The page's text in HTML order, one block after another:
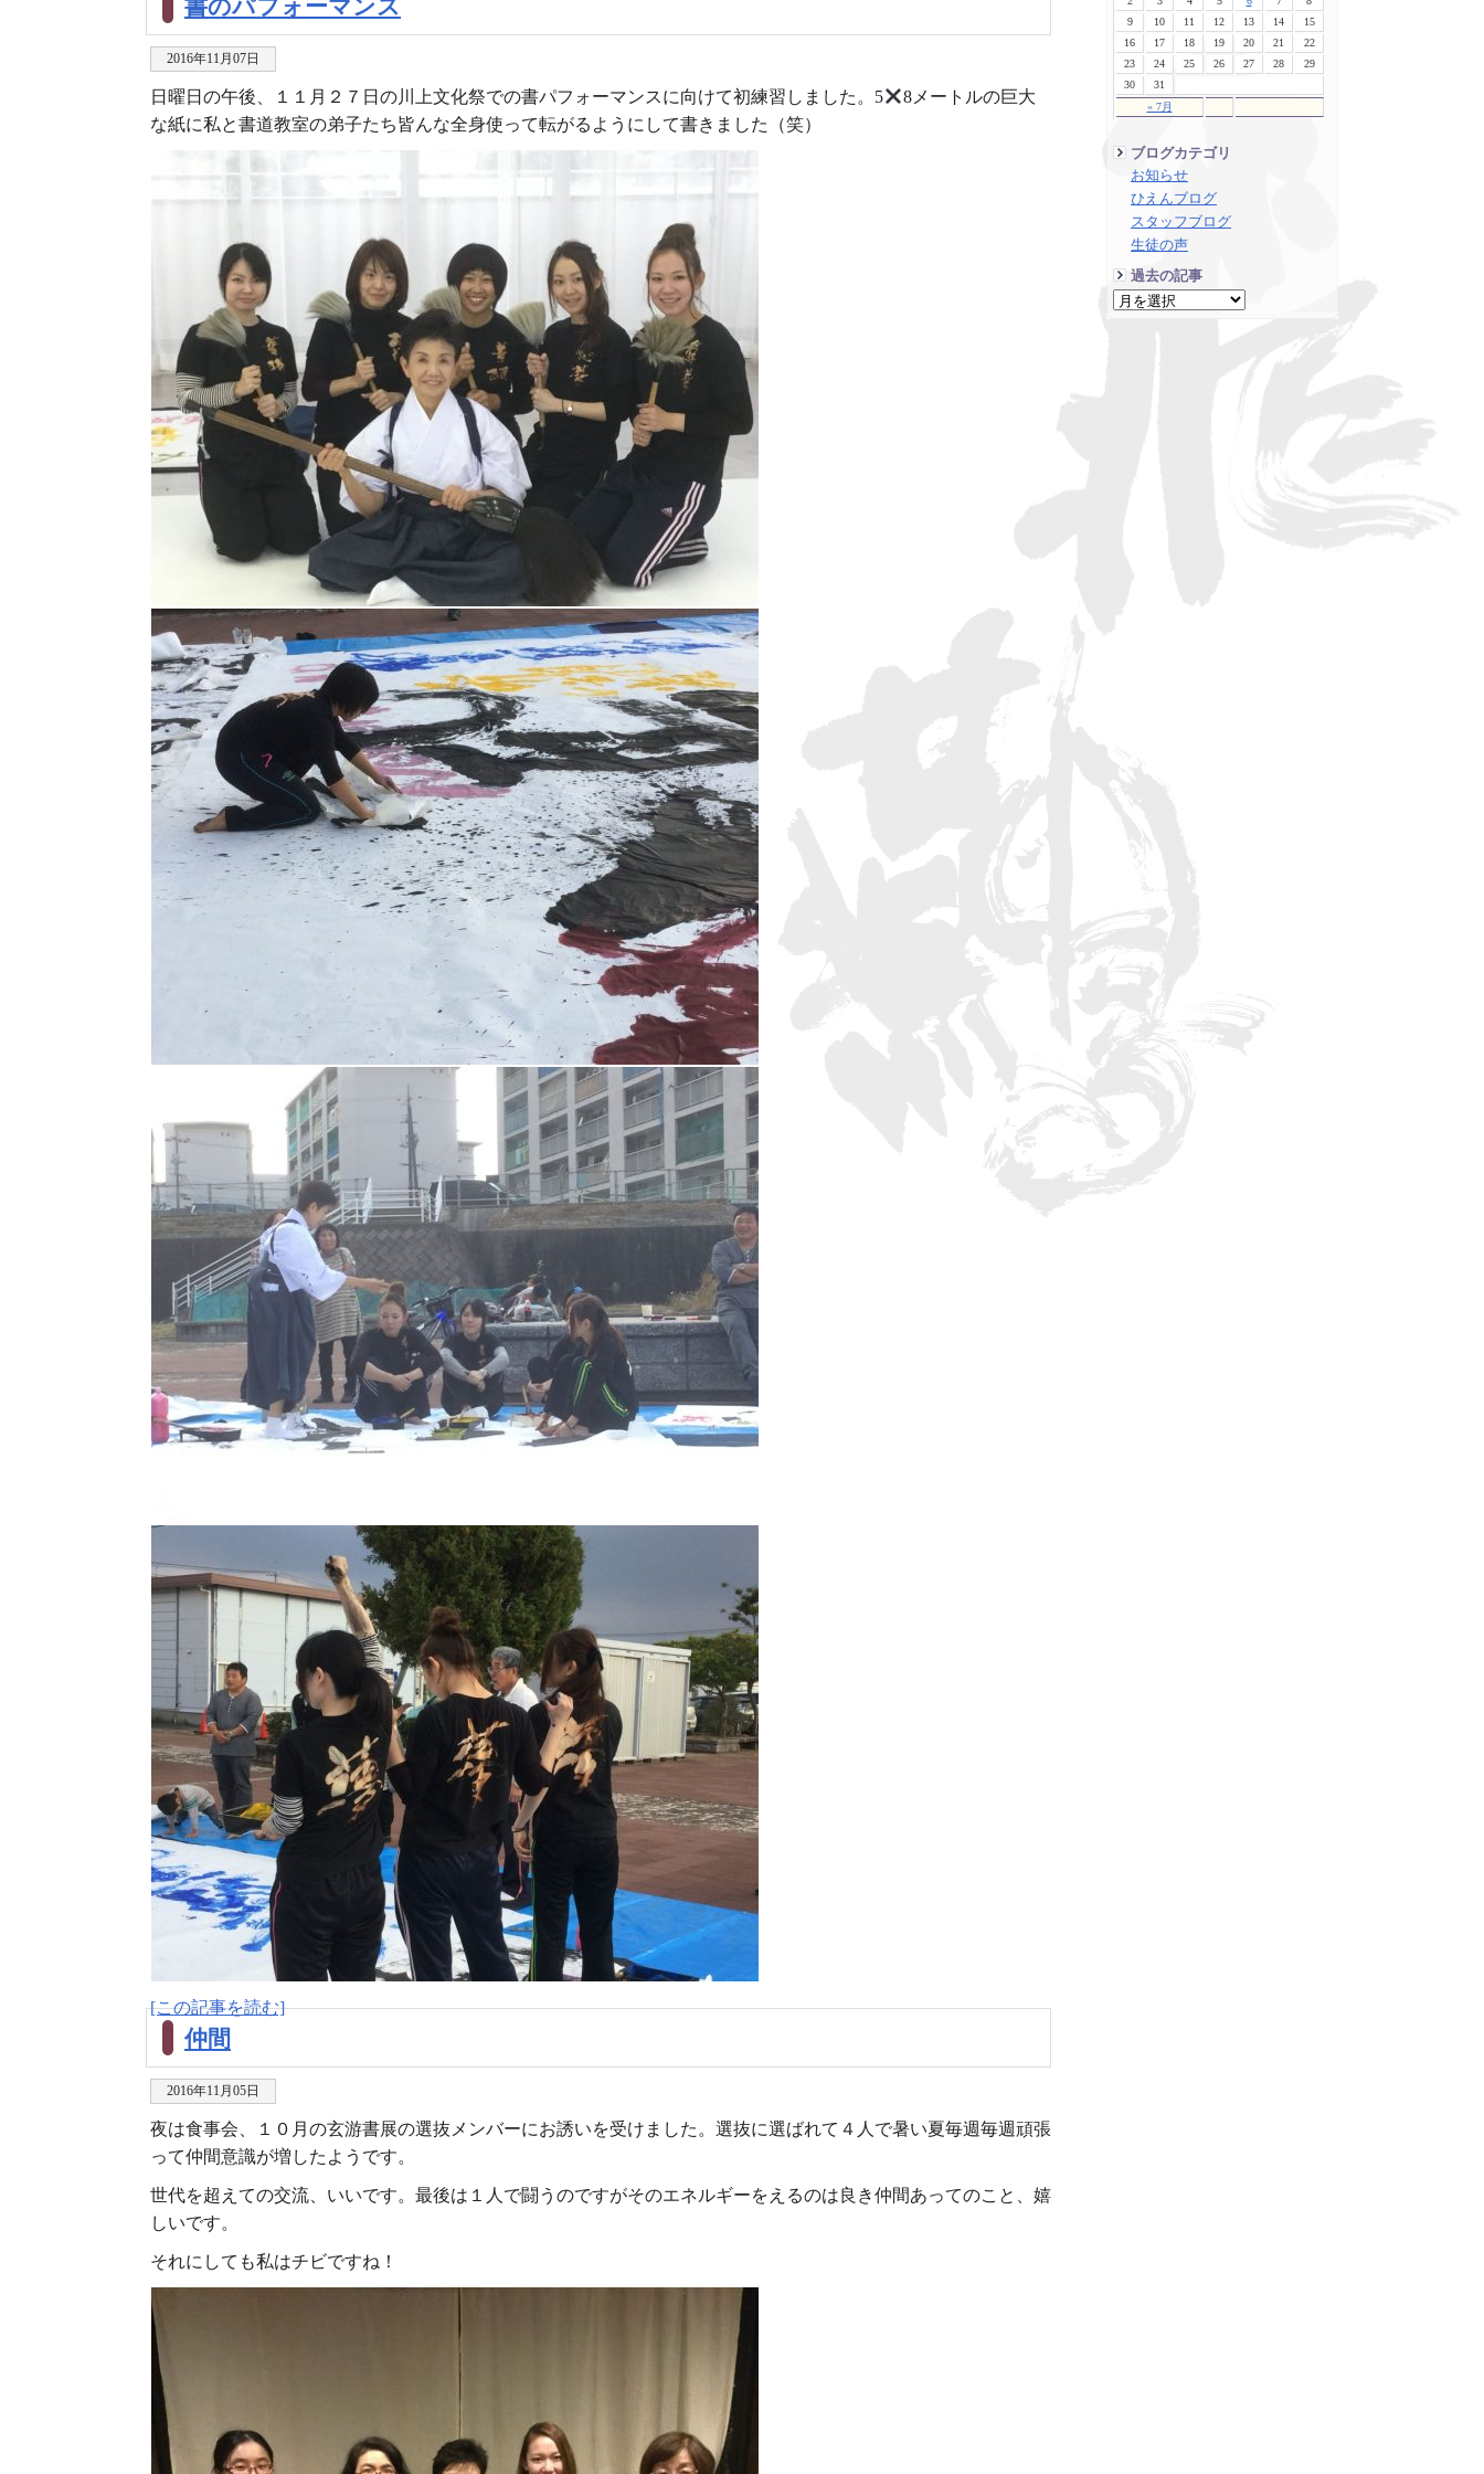
« 7月
9
10 11 12 13 14
15
16
17 18 19 20 21
22
23
24 25 26 27 28
29
30
31
ブログカテゴリ
お知らせ
ひえんブログ
スタッフブログ
生徒の声
過去の記事
書のパフォーマンス
2016年11月07日
日曜日の午後、１１月２７日の川上文化祭での書パフォーマンスに向けて初練習しました。5
8メートルの巨大
な紙に私と書道教室の弟子たち皆んな全身使って転がるようにして書きました（笑）
[この記事を読む]
仲間
2016年11月05日
夜は食事会、１０月の玄游書展の選抜メンバーにお誘いを受けました。選抜に選ばれて４人で暑い夏毎週毎週頑張
って仲間意識が増したようです。
世代を超えての交流、いいです。最後は１人で闘うのですがそのエネルギーをえるのは良き仲間あってのこと、嬉
しいです。
それにしても私はチビですね！